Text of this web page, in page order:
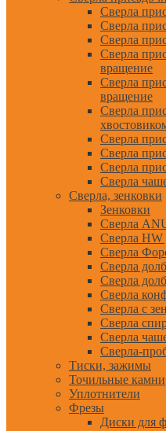
Сверла
Сверла
Сверла
Сверла
вращение
Сверла
вращение
Сверла
Сверла
Сверла
Сверла
Сверла
Сверла, зенковки
Зенковки
Сверла
Сверла HW
Сверла
Сверла
Сверла
Сверла
Сверла с
Сверла
Сверла
Сверла-
Тиски, зажимы
Точильные камни
Уплотнители
Фрезы
Диски для